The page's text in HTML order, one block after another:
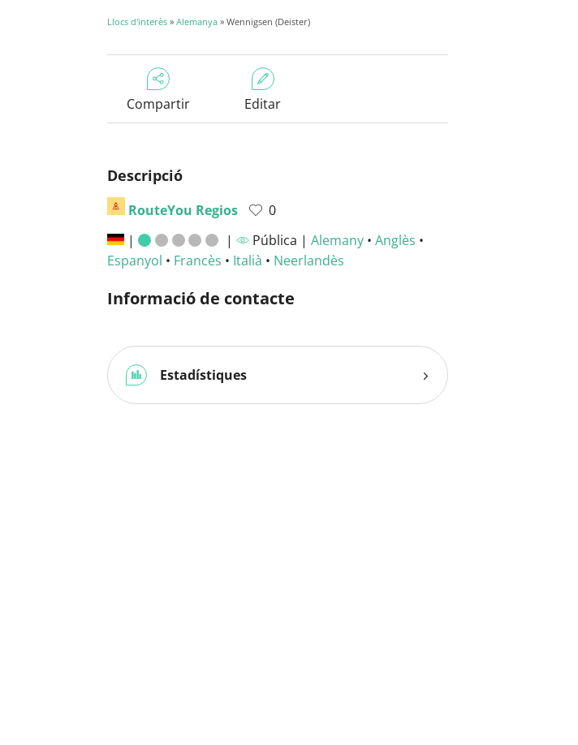
Llocs d'interès » Alemanya » Wennigsen (Deister)
Compartir Editar
Descripció
RouteYou Regios
0
|
| Pública | Alemany• Anglès •
Espanyol • Francès • Italià • Neerlandès
Informació de contacte
Estadístiques